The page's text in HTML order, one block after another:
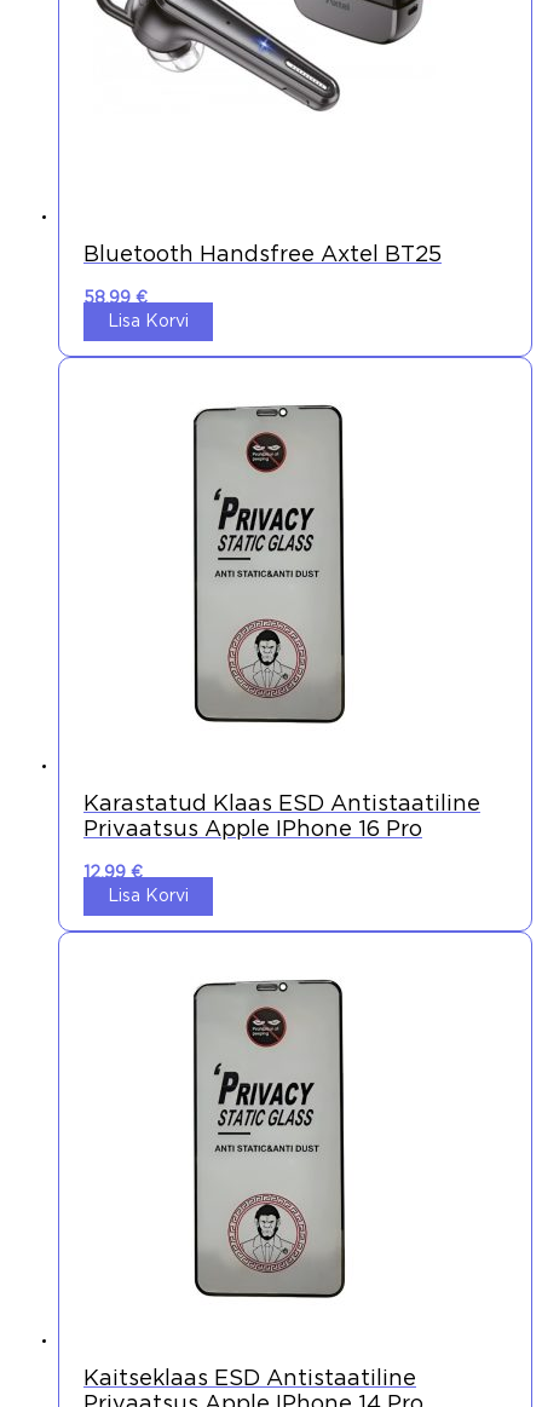
Bluetooth Handsfree Axtel BT25
58,99 €
Lisa Korvi
Karastatud Klaas ESD Antistaatiline
Privaatsus Apple IPhone 16 Pro
12,99 €
Lisa Korvi
Kaitseklaas ESD Antistaatiline